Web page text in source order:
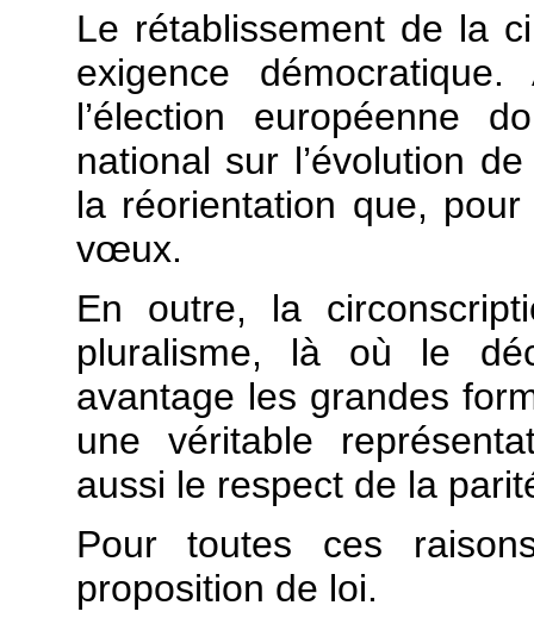
Le rétablissement de la
exigence démocratique.
l’élection européenne
national sur l’évolution
la réorientation que,
vœux.
En outre, la
pluralisme, là où le
avantage les grandes
une véritable
aussi le respect de la
Pour toutes ces
proposition de loi.